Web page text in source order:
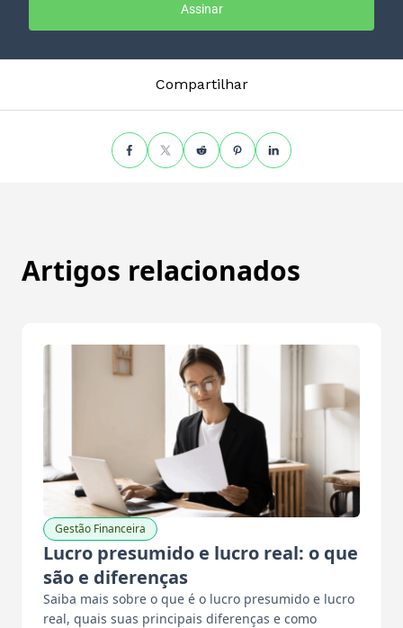
Assinar
Compartilhar
Artigos relacionados
Gestão Financeira
Lucro presumido e lucro real: o que
são e diferenças
Saiba mais sobre o que é o lucro presumido e lucro
real, quais suas principais diferenças e como